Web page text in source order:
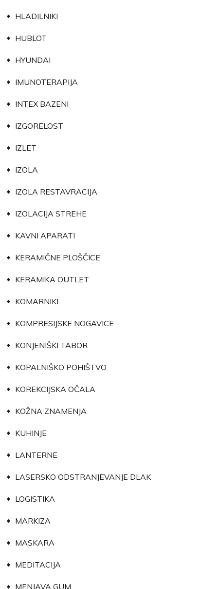
HLADILNIKI
HUBLOT
HYUNDAI
IMUNOTERAPIJA
INTEX BAZENI
IZGORELOST
IZLET
IZOLA
IZOLA RESTAVRACIJA
IZOLACIJA STREHE
KAVNI APARATI
KERAMIČNE PLOŠČICE
KERAMIKA OUTLET
KOMARNIKI
KOMPRESIJSKE NOGAVICE
KONJENIŠKI TABOR
KOPALNIŠKO POHIŠTVO
KOREKCIJSKA OČALA
KOŽNA ZNAMENJA
KUHINJE
LANTERNE
LASERSKO ODSTRANJEVANJE DLAK
LOGISTIKA
MARKIZA
MASKARA
MEDITACIJA
MENJAVA GUM